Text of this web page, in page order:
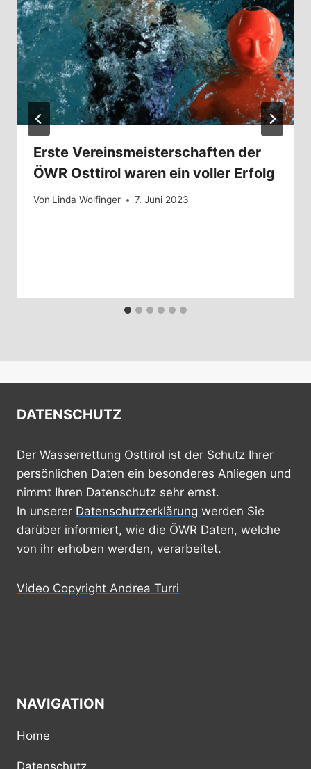
Erste Vereinsmeisterschaften der
ÖWR Osttirol waren ein voller Erfolg
Von Linda Wolfinger 7. Juni 2023
DATENSCHUTZ
Der Wasserrettung Osttirol ist der Schutz Ihrer
persönlichen Daten ein besonderes Anliegen und
nimmt Ihren Datenschutz sehr ernst.
In unserer Datenschutzerklärung werden Sie
darüber informiert, wie die ÖWR Daten, welche
von ihr erhoben werden, verarbeitet.
Video Copyright Andrea Turri
NAVIGATION
Home